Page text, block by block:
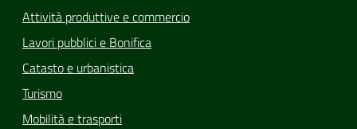
Attività produttive e commercio
Lavori pubblici e Bonifica
Catasto e urbanistica
Turismo
Mobilità e trasporti